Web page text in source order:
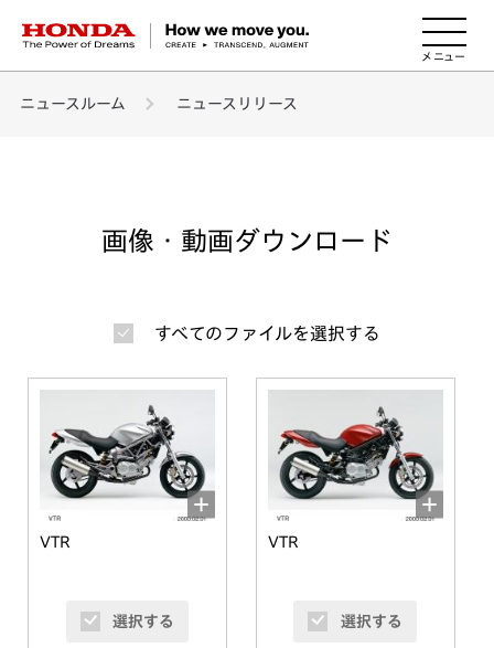
HONDA The Power of Dreams
ニュースルーム ニュースリリース
画像・動画ダウンロード
すべてのファイルを選択する
VTR
選択する
VTR
選択する